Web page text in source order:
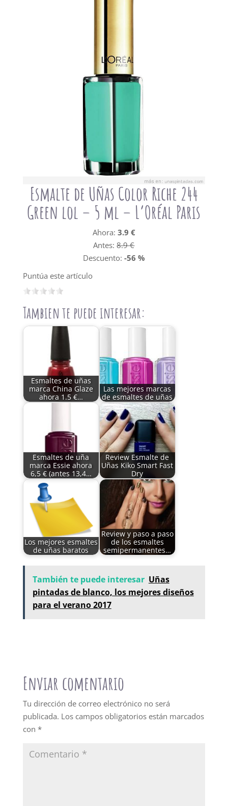
Esmalte de Uñas Color Riche 244
Green lol – 5 ml – L’Oréal Paris
Ahora: 3.9 €
Antes:8.9 €
Descuento: -56 %
Puntúa este artículo
Tambien te puede interesar:
Esmaltes de uñas
marca China Glaze
ahora 1.5 €…
Las mejores marcas
de esmaltes de uñas
Esmaltes de uña
marca Essie ahora
6,5 € (antes 13,4…
Review Esmalte de
Uñas Kiko Smart Fast
Dry
Los mejores esmaltes
de uñas baratos
Review y paso a paso
de los esmaltes
semipermanentes…
También te puede interesar Uñas
pintadas de blanco, los mejores diseños
para el verano 2017
Enviar comentario
Tu dirección de correo electrónico no será
publicada. Los campos obligatorios están marcados
con *